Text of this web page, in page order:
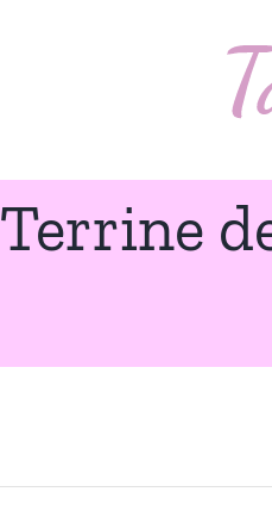
Terrine